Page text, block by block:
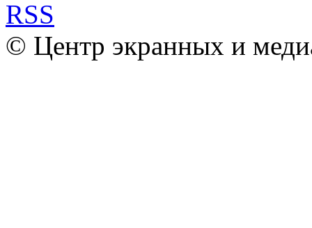
© Центр экранных и